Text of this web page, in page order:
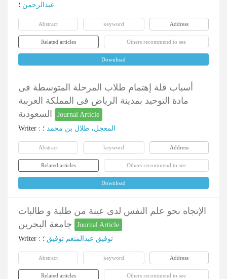
عبدالرحمن ؛
Abstract keyword Address
Related articles Others recommend to see
Download
أسباب قلة إهتمام طلاب المرحلة المتوسطة فی
مادة التوحید بمدینة الریاض فی المملکة العربیة
Journal Article
Writer : المعجل، طلال بن محمد ؛
Abstract keyword Address
Related articles Others recommend to see
Download
الإتجاه نحو علم النفس لدی عینة من طلبة و طالبات
Journal Article
Writer : توفیق عبدالمنعم توفیق ؛
Abstract keyword Address
Related articles Others recommend to see